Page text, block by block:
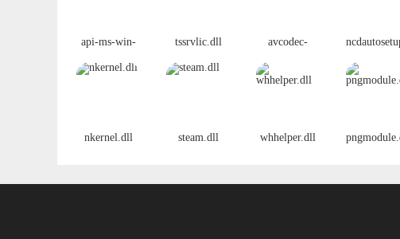
api-ms-win-
1-0.dll
tssrvlic.dll
avcodec-
nkernel.dll steam.dll whhelper.dll